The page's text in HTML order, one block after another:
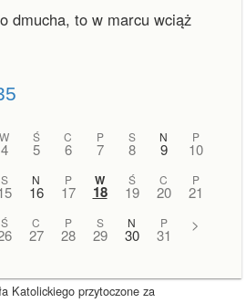
dmucha, to w marcu wciąż
W
4
Ś
5
C
6
P
7
S
8
N
9
P
10
S N
16
P
17
W
18
Ś
19
C
20
P
21
Ś C
27
P
28
S
29
N
30
P
31
>
Katolickiego przytoczone za